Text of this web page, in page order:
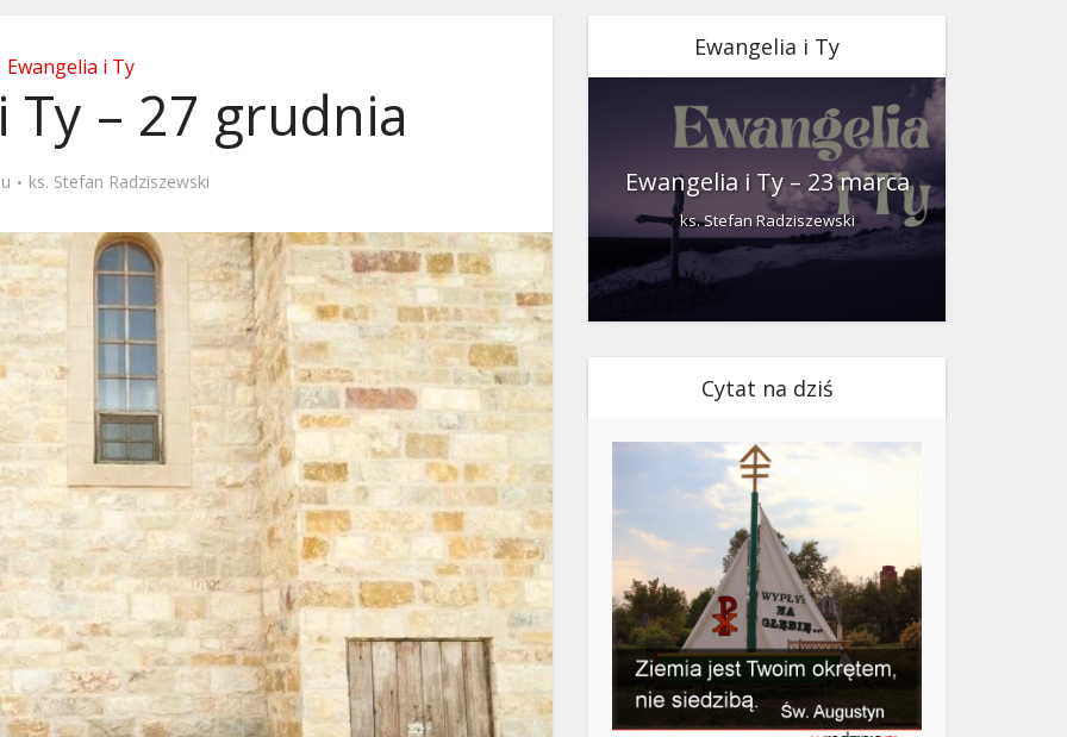
Ewangelia i Ty
Ty – 27 grudnia
ks. Stefan Radziszewski
Ewangelia i Ty
i Ty – 29 grudnia Ewangelia i Ty – 23 marca
ks. Stefan Radziszewski
Cytat na dziś